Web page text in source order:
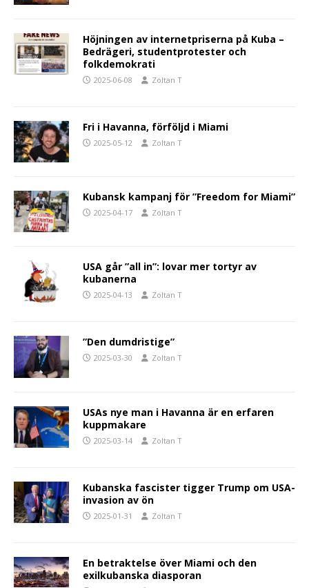
Höjningen av internetpriserna på Kuba –
Bedrägeri, studentprotester och
folkdemokrati
2025-06-08 Zoltan T
Fri i Havanna, förföljd i Miami
2025-05-12 Zoltan T
Kubansk kampanj för ”Freedom for Miami”
2025-04-17 Zoltan T
USA går ”all in”: lovar mer tortyr av
kubanerna
2025-04-13 Zoltan T
”Den dumdristige”
2025-03-30 Zoltan T
USAs nye man i Havanna är en erfaren
kuppmakare
2025-03-14 Zoltan T
Kubanska fascister tigger Trump om USA-
invasion av ön
2025-01-31 Zoltan T
En betraktelse över Miami och den
exilkubanska diasporan